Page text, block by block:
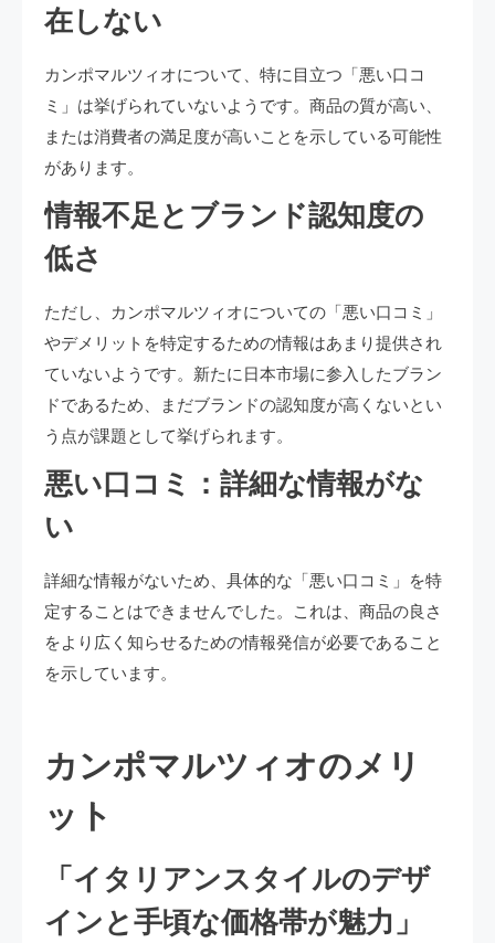
在しない
カンポマルツィオについて、特に目立つ「悪い口コ
ミ」は挙げられていないようです。商品の質が高い、
または消費者の満足度が高いことを示している可能性
があります。
情報不足とブランド認知度の
低さ
ただし、カンポマルツィオについての「悪い口コミ」
やデメリットを特定するための情報はあまり提供され
ていないようです。新たに日本市場に参入したブラン
ドであるため、まだブランドの認知度が高くないとい
う点が課題として挙げられます。
悪い口コミ：詳細な情報がな
い
詳細な情報がないため、具体的な「悪い口コミ」を特
定することはできませんでした。これは、商品の良さ
をより広く知らせるための情報発信が必要であること
を示しています。
カンポマルツィオのメリ
ット
「イタリアンスタイルのデザ
インと手頃な価格帯が魅力」